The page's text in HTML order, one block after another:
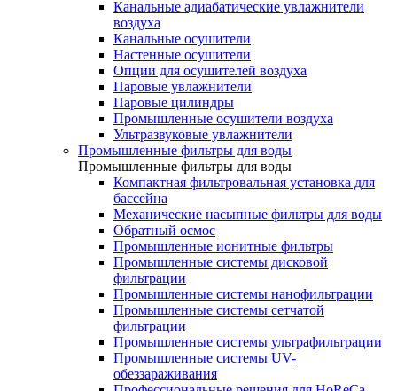
Канальные адиабатические увлажнители
воздуха
Канальные осушители
Настенные осушители
Опции для осушителей воздуха
Паровые увлажнители
Паровые цилиндры
Промышленные осушители воздуха
Ультразвуковые увлажнители
Промышленные фильтры для воды
Промышленные фильтры для воды
Компактная фильтровальная установка для
бассейна
Механические насыпные фильтры для воды
Обратный осмос
Промышленные ионитные фильтры
Промышленные системы дисковой
фильтрации
Промышленные системы нанофильтрации
Промышленные системы сетчатой
фильтрации
Промышленные системы ультрафильтрации
Промышленные системы UV-
обеззараживания